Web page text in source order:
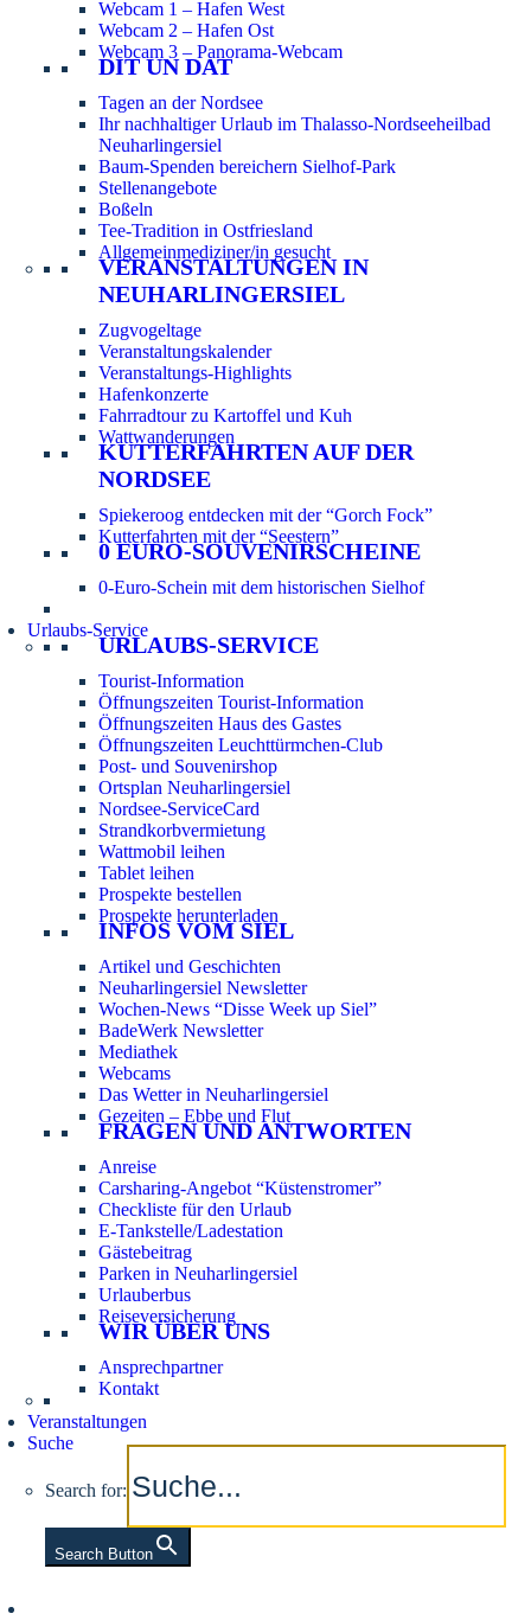
Webcam 1 – Hafen West
Webcam 2 – Hafen Ost
Webcam 3 – Panorama-Webcam
DIT UN DAT
Tagen an der Nordsee
Ihr nachhaltiger Urlaub im Thalasso-Nordseeheilbad
Neuharlingersiel
Baum-Spenden bereichern Sielhof-Park
Stellenangebote
Boßeln
Tee-Tradition in Ostfriesland
Allgemeinmediziner/in gesucht
VERANSTALTUNGEN IN
NEUHARLINGERSIEL
Zugvogeltage
Veranstaltungskalender
Veranstaltungs-Highlights
Hafenkonzerte
Fahrradtour zu Kartoffel und Kuh
Wattwanderungen
KUTTERFAHRTEN AUF DER
NORDSEE
Spiekeroog entdecken mit der “Gorch Fock”
Kutterfahrten mit der “Seestern”
0 EURO-SOUVENIRSCHEINE
0-Euro-Schein mit dem historischen Sielhof
Urlaubs-Service
URLAUBS-SERVICE
Tourist-Information
Öffnungszeiten Tourist-Information
Öffnungszeiten Haus des Gastes
Öffnungszeiten Leuchttürmchen-Club
Post- und Souvenirshop
Ortsplan Neuharlingersiel
Nordsee-ServiceCard
Strandkorbvermietung
Wattmobil leihen
Tablet leihen
Prospekte bestellen
Prospekte herunterladen
INFOS VOM SIEL
Artikel und Geschichten
Neuharlingersiel Newsletter
Wochen-News “Disse Week up Siel”
BadeWerk Newsletter
Mediathek
Webcams
Das Wetter in Neuharlingersiel
Gezeiten – Ebbe und Flut
FRAGEN UND ANTWORTEN
Anreise
Carsharing-Angebot “Küstenstromer”
Checkliste für den Urlaub
E-Tankstelle/Ladestation
Gästebeitrag
Parken in Neuharlingersiel
Urlauberbus
Reiseversicherung
WIR ÜBER UNS
Ansprechpartner
Kontakt
Veranstaltungen
Suche
Search for:
Search Button